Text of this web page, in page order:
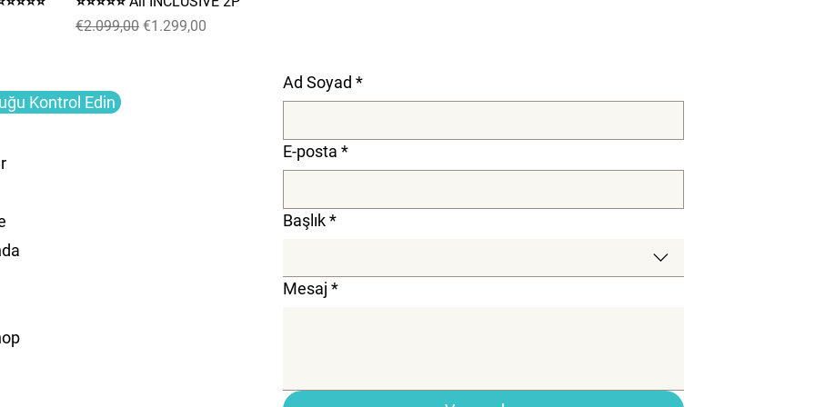
Normal Fiyat
€2.099,00 İndirimli Fiyat
€1.299,00
Kontrol Edin
Ad Soyad *
E-posta *
Başlık*
Mesaj *